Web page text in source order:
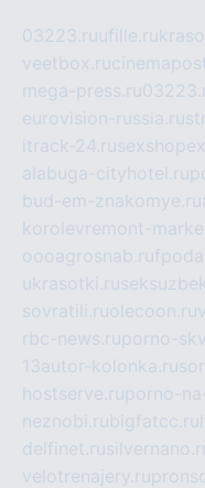
03223.ruufille.ru
veetbox.ru
mega-press.ru
eurovision-russia.ru
itrack-24.ru
alabuga-cityhotel.ru
bud-em-znakomye.ru
korolevremont-
oooagrosnab.ru
ukrasotki.ru
sovratili.ruolecoon.ru
rbc-news.ruporno-
13autor-kolonka.ru
hostserve.ruporno-
neznobi.rubigfatcc.ru
delfinet.ru
velotrenajery.ru